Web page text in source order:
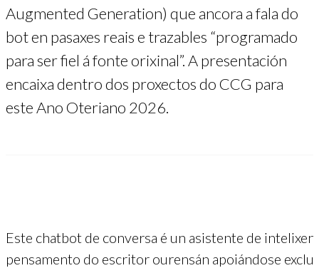
Augmented Generation) que ancora a fala do
bot en pasaxes reais e trazables “programado
para ser fiel á fonte orixinal”. A presentación
encaixa dentro dos proxectos do CCG para
este Ano Oteriano 2026.
Este chatbot de conversa é un asistente de
pensamento do escritor ourensán apoiándose